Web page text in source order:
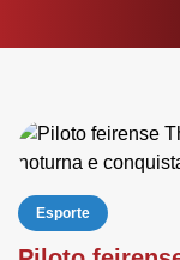
Esporte